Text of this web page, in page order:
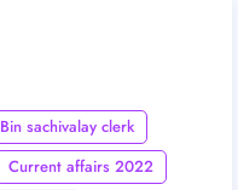
Bin sachivalay clerk
Current affairs 2022